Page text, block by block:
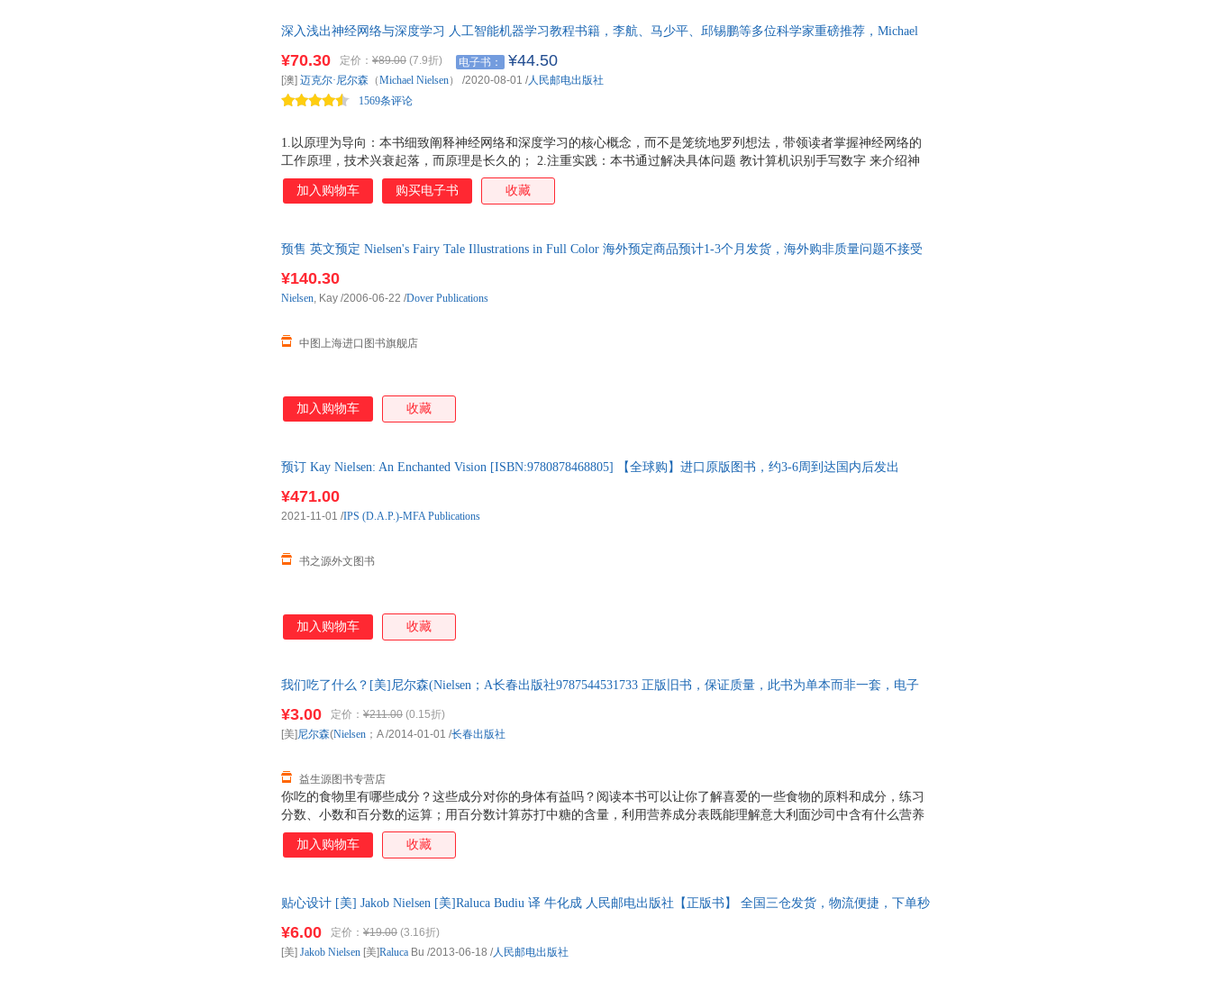
深入浅出神经网络与深度学习 人工智能机器学习教程书籍，李航、马少平、邱锡鹏等多位科学家重磅推荐，Michael
1.以原理为导向：本书细致阐释神经网络和深度学习的核心概念，而不是笼统地罗列想法，带领读者掌握神经网络的
工作原理，技术兴衰起落，而原理是长久的； 2.注重实践：本书通过解决具体问题 教计算机识别手写数字 来介绍神
经网络和深度学习的核心理论； 3.Michael Nielsen高分深度学习入门讲义正式版，本书基于Python语言编写，新手也可
以很快入门； 4.李航、马少平、邱锡鹏等多位科学家重磅推荐； 5.配套动态示例，有助于直观理解神经网络输出，提
¥70.30 定价： ¥89.00 (7.9折) 电子书： ¥44.50
1569条评论
[澳] 迈克尔·尼尔森 （Michael Nielsen） /2020-08-01 /人民邮电出版社
加入购物车 购买电子书 收藏
预售 英文预定 Nielsen's Fairy Tale Illustrations in Full Color 海外预定商品预计1-3个月发货，海外购非质量问题不接受
¥140.30
中图上海进口图书旗舰店
Nielsen, Kay /2006-06-22 /Dover Publications
加入购物车 收藏
预订 Kay Nielsen: An Enchanted Vision [ISBN:9780878468805] 【全球购】进口原版图书，约3-6周到达国内后发出
¥471.00
书之源外文图书
2021-11-01 /IPS (D.A.P.)-MFA Publications
加入购物车 收藏
我们吃了什么？[美]尼尔森(Nielsen；A长春出版社9787544531733 正版旧书，保证质量，此书为单本而非一套，电子
你吃的食物里有哪些成分？这些成分对你的身体有益吗？阅读本书可以让你了解喜爱的一些食物的原料和成分，练习
分数、小数和百分数的运算；用百分数计算苏打中糖的含量，利用营养成分表既能理解意大利面沙司中含有什么营养
成分，练习小数的运算；通过煎蛋卷菜谱理解分数。这次的三餐之旅让你好奇的是“我吃的食物里有哪些营养成
分？”。
¥3.00 定价： ¥211.00 (0.15折)
益生源图书专营店
[美]尼尔森(Nielsen ；A/2014-01-01 /长春出版社
加入购物车 收藏
贴心设计 [美] Jakob Nielsen [美]Raluca Budiu 译 牛化成 人民邮电出版社【正版书】 全国三仓发货，物流便捷，下单秒
¥6.00 定价： ¥19.00 (3.16折)
[美] Jakob Nielsen [美]Raluca Bu /2013-06-18 /人民邮电出版社